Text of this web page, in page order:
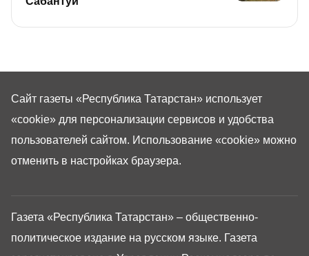
Газета «Республика Татарстан» – общественно-
политическое издание на русском языке. Газета
Сайт газеты «Республика Татарстан» использует
«cookie» для персонализации сервисов и удобства
пользователей сайтом. Использование «cookie» можно
отменить в настройках браузера.